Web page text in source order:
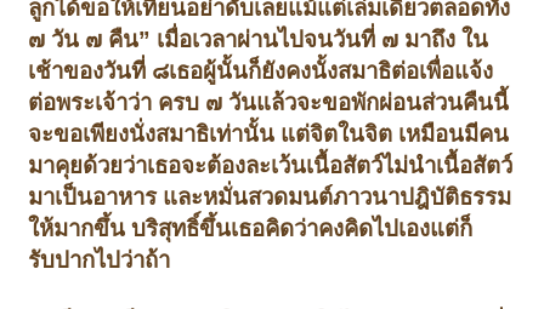
ลูกได้ขอให้เทียนอย่าดับเลยแม้แต่เล่มเดียวตลอดทั้ง
๗ วัน ๗ คืน” เมื่อเวลาผ่านไปจนวันที่ ๗ มาถึง ใน
เช้าของวันที่ ๘เธอผู้นั้นก็ยังคงนั้งสมาธิต่อเพื่อแจ้ง
ต่อพระเจ้าว่า ครบ ๗ วันแล้วจะขอพักผ่อนส่วนคืนนี้
จะขอเพียงนั่งสมาธิเท่านั้น แต่จิตในจิต เหมือนมีคน
มาคุยด้วยว่าเธอจะต้องละเว้นเนื้อสัตว์ไม่นำเนื้อสัตว์
มาเป็นอาหาร และหมั่นสวดมนต์ภาวนาปฎิบัติธรรม
ให้มากขึ้น บริสุทธิ์ขึ้นเธอคิดว่าคงคิดไปเองแต่ก็
รับปากไปว่าถ้า